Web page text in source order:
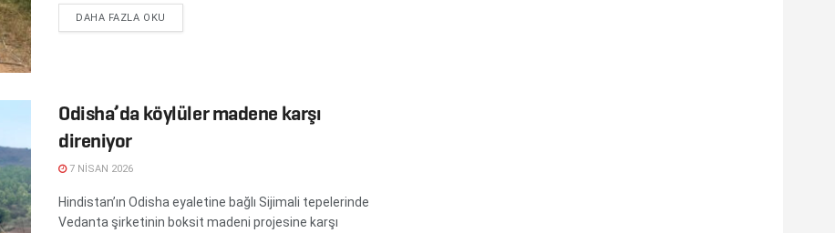
DAHA FAZLA OKU
Odisha’da köylüler madene karşı
direniyor
7 NISAN 2026
Hindistan’ın Odisha eyaletine bağlı Sijimali tepelerinde
Vedanta şirketinin boksit madeni projesine karşı